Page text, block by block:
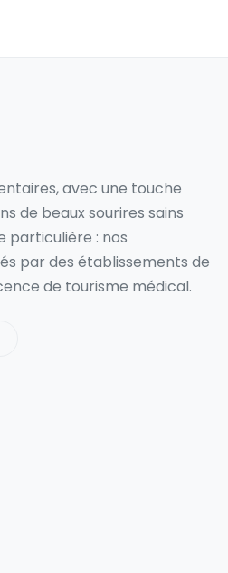
avec une touche
de beaux sourires sains
particulière : nos
par des établissements de
de tourisme médical.